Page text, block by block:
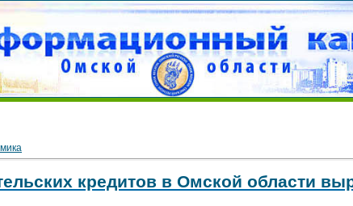
кредитов в Омской области